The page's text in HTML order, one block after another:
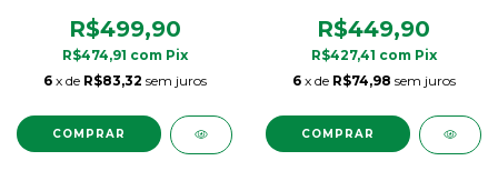
R$499,90
R$474,91 com Pix
6 x de R$83,32 sem juros
COMPRAR
R$449,90
R$427,41 com Pix
6 x de R$74,98 sem juros
COMPRAR